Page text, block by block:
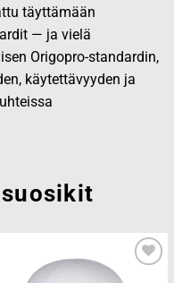
täyttämään
— ja vielä
Origopro-standardin,
käytettävyyden ja